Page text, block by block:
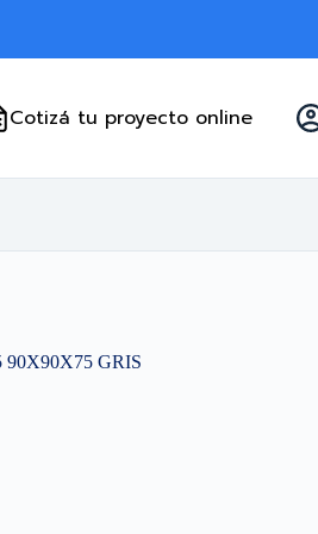
Cotizá tu proyecto online
GRIS